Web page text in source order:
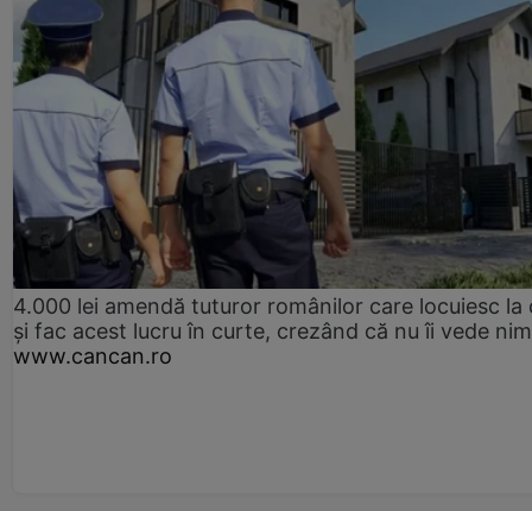
4.000 lei amendă tuturor românilor care locuiesc la
și fac acest lucru în curte, crezând că nu îi vede
www.cancan.ro